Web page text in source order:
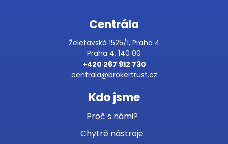
Centrála
Želetavská 1525/1, Praha 4
Praha 4, 140 00
+420 267 912 730
centrala@brokertrust.cz
Kdo jsme
Proč s námi?
Chytré nástroje